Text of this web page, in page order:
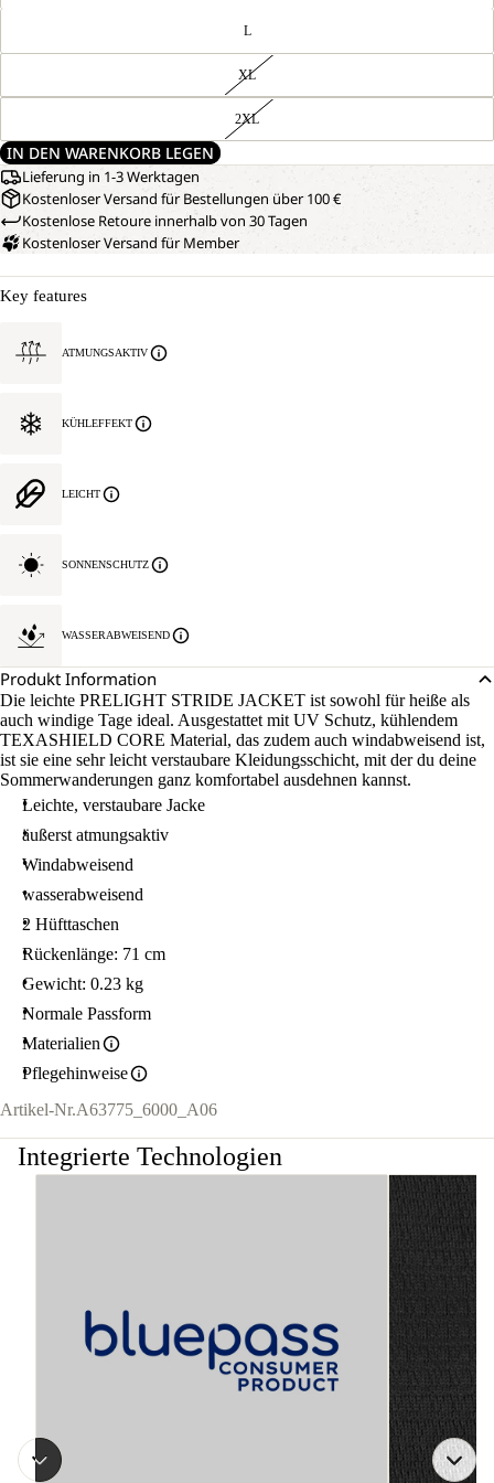
L
XL
2XL
IN DEN WARENKORB LEGEN
Lieferung in 1-3 Werktagen
Kostenloser Versand für Bestellungen über 100 €
Kostenlose Retoure innerhalb von 30 Tagen
Kostenloser Versand für Member
Key features
ATMUNGSAKTIV
KÜHLEFFEKT
LEICHT
SONNENSCHUTZ
WASSERABWEISEND
Produkt Information
Die leichte PRELIGHT STRIDE JACKET ist sowohl für heiße als
auch windige Tage ideal. Ausgestattet mit UV Schutz, kühlendem
TEXASHIELD CORE Material, das zudem auch windabweisend ist,
ist sie eine sehr leicht verstaubare Kleidungsschicht, mit der du deine
Sommerwanderungen ganz komfortabel ausdehnen kannst.
Leichte, verstaubare Jacke
äußerst atmungsaktiv
Windabweisend
wasserabweisend
2 Hüfttaschen
Rückenlänge: 71 cm
Gewicht: 0.23 kg
Normale Passform
Materialien
Pflegehinweise
Artikel-Nr.A63775_6000_A06
Integrierte Technologien